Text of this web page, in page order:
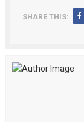
SHARE THIS: